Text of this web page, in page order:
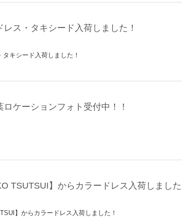
ス・タキシード入荷しました！
キシード入荷しました！
ロケーションフォト受付中！！
TSUTSUI】からカラードレス入荷しまし
】からカラードレス入荷しました！